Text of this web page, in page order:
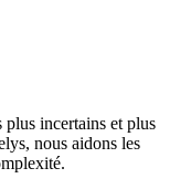
plus incertains et plus
nous aidons les